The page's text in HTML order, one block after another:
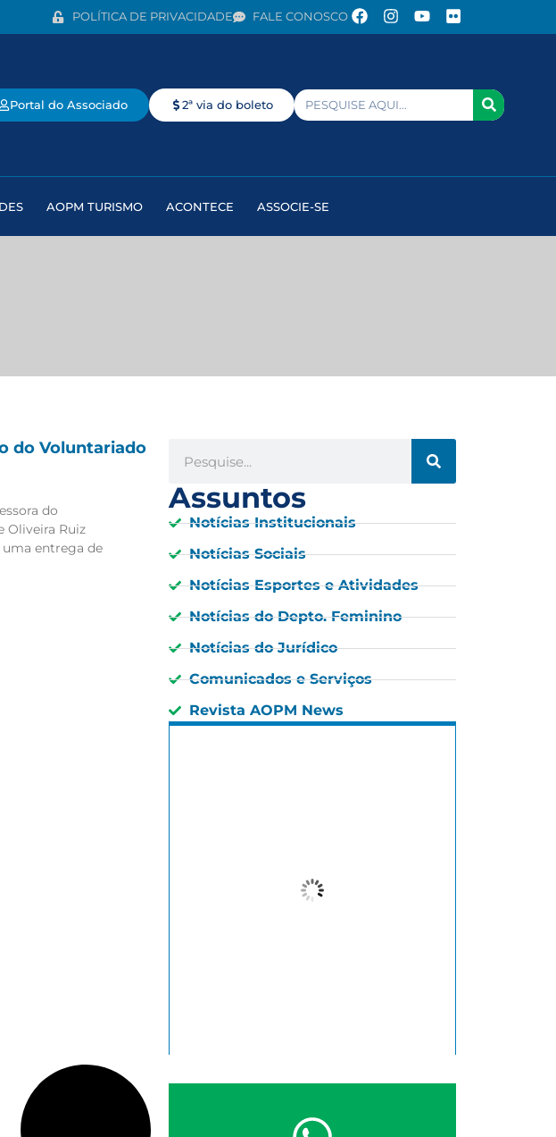
POLÍTICA DE PRIVACIDADE FALE CONOSCO
Portal do Associado 2ª via do boleto
AOPM TURISMO ACONTECE ASSOCIE-SE
do Voluntariado
do
Oliveira Ruiz
entrega de
Assuntos
Notícias Institucionais
Notícias Sociais
Notícias Esportes e Atividades
Notícias do Depto. Feminino
Notícias do Jurídico
Comunicados e Serviços
Revista AOPM News
Wind Gust: 11 Km/h